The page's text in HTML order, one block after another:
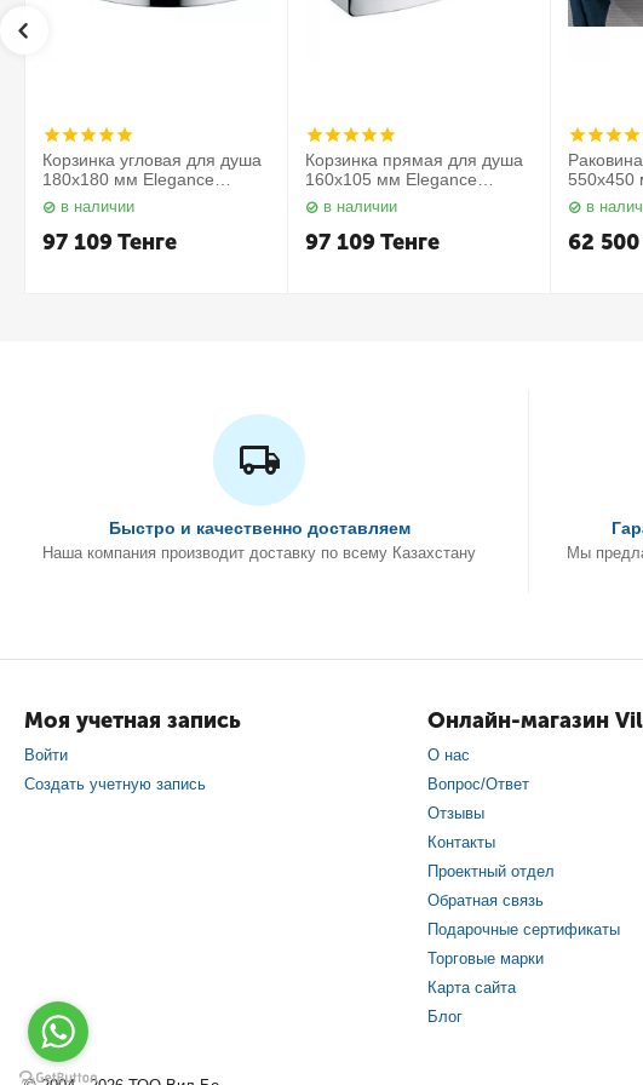
Корзинка угловая для душа
180х180 мм Elegance
11657010000 Keuco
в наличии
97 109Тенге
Корзинка прямая для душа
160х105 мм Elegance
11658010000 Keuco
в наличии
97 109Тенге
550х450
01в
62 500
Быстро и качественно доставляем
Наша компания производит доставку по всему Казахстану Мы
Моя учетная запись
Войти
Создать учетную запись
Онлайн-магазин
О нас
Вопрос/Ответ
Отзывы
Контакты
Проектный отдел
Обратная связь
Подарочные сертификаты
Торговые марки
Карта сайта
Блог